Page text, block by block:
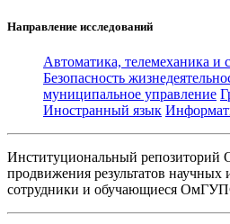
Направление исследований
Автоматика, телемеханика и
Безопасность
муниципальное управление
Иностранный язык
Институциональный репозиторий
продвижения результатов
сотрудники и обучающиеся